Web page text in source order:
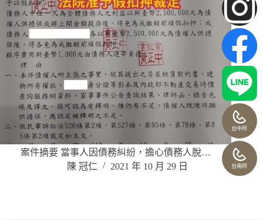
案件摘要 當事人因債務糾紛，擔心債務人脫…
陳 冠仁
2021 年 10 月 29 日
台中所
台南所